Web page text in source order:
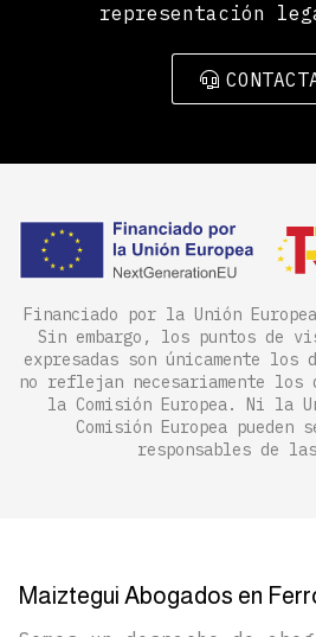
representación
Financiado por la Unión
Sin embargo, los puntos de
expresadas son únicamente
no reflejan necesariamente los
la Comisión Europea. Ni la
Comisión Europea pueden
responsables de
Maiztegui Abogados en